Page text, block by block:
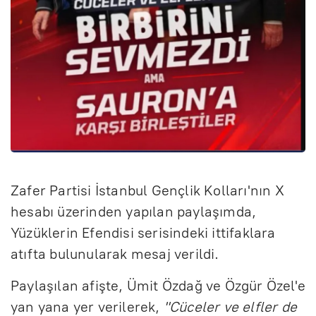
Zafer Partisi İstanbul Gençlik Kolları'nın X
hesabı üzerinden yapılan paylaşımda,
Yüzüklerin Efendisi serisindeki ittifaklara
atıfta bulunularak mesaj verildi.
Paylaşılan afişte, Ümit Özdağ ve Özgür Özel'e
yan yana yer verilerek, "Cüceler ve elfler de